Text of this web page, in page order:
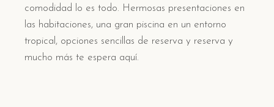
comodidad lo es todo. Hermosas presentaciones en
las habitaciones, una gran piscina en un entorno
tropical, opciones sencillas de reserva y reserva y
mucho más te espera aquí.